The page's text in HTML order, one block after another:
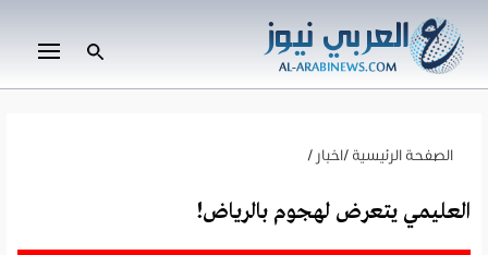
الصفحة الرئيسية /اخبار /
العليمي يتعرض لهجوم بالرياض!